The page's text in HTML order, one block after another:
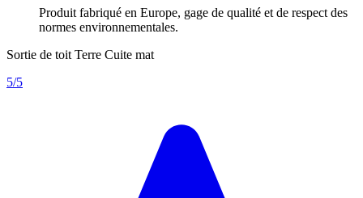
Produit fabriqué en Europe, gage de qualité et de respect des
normes environnementales.
Sortie de toit Terre Cuite mat
5/5